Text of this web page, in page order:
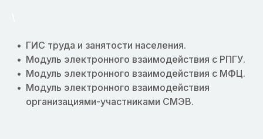
ГИС труда и занятости населения.
Модуль электронного взаимодействия с РПГУ.
Модуль электронного взаимодействия с МФЦ.
Модуль электронного взаимодействия
организациями-участниками СМЭВ.